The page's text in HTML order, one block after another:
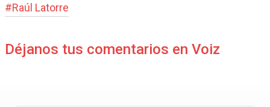
#Raúl Latorre
Déjanos tus comentarios en Voiz